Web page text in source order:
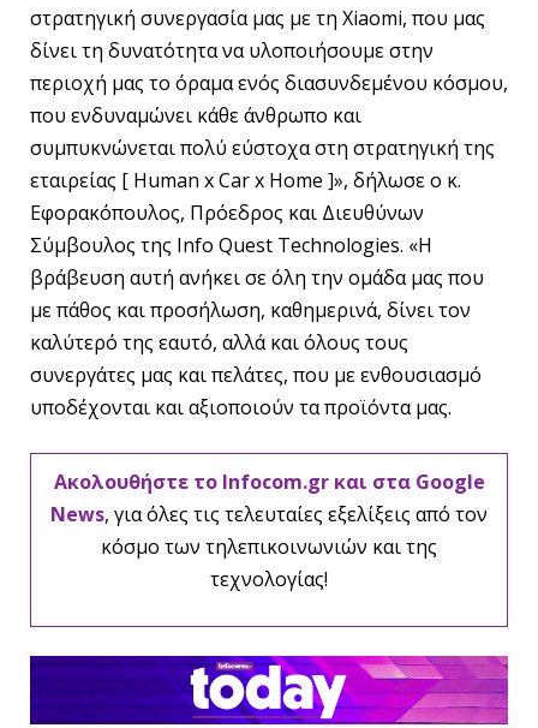
στρατηγική συνεργασία μας με τη Xiaomi, που μας
δίνει τη δυνατότητα να υλοποιήσουμε στην
περιοχή μας το όραμα ενός διασυνδεμένου κόσμου,
που ενδυναμώνει κάθε άνθρωπο και
συμπυκνώνεται πολύ εύστοχα στη στρατηγική της
εταιρείας [ Human x Car x Home ]», δήλωσε ο κ.
Εφορακόπουλος, Πρόεδρος και Διευθύνων
Σύμβουλος της Info Quest Technologies. «Η
βράβευση αυτή ανήκει σε όλη την ομάδα μας που
με πάθος και προσήλωση, καθημερινά, δίνει τον
καλύτερό της εαυτό, αλλά και όλους τους
συνεργάτες μας και πελάτες, που με ενθουσιασμό
υποδέχονται και αξιοποιούν τα προϊόντα μας.
Ακολουθήστε το Infocom.gr και στα Google
News, για όλες τις τελευταίες εξελίξεις από τον
κόσμο των τηλεπικοινωνιών και της
τεχνολογίας!